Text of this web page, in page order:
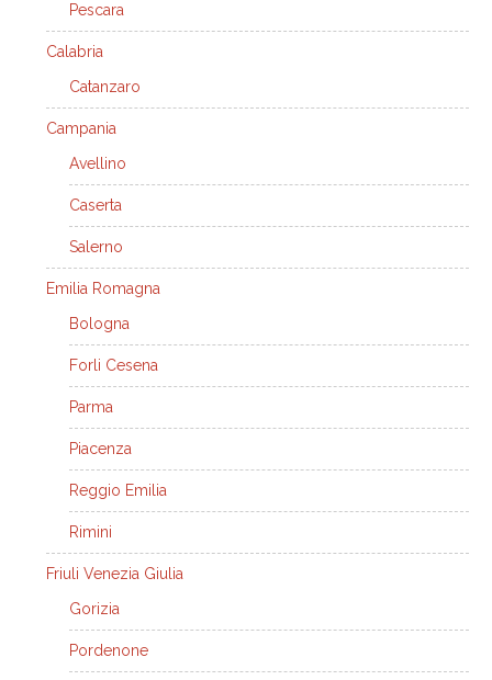
Pescara
Calabria
Catanzaro
Campania
Avellino
Caserta
Salerno
Emilia Romagna
Bologna
Forli Cesena
Parma
Piacenza
Reggio Emilia
Rimini
Friuli Venezia Giulia
Gorizia
Pordenone